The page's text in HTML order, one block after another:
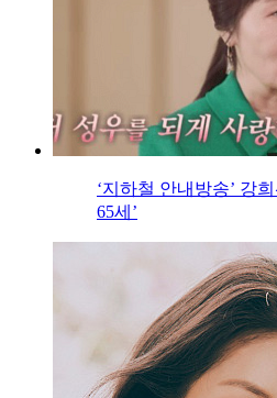
‘지하철 안내방송’ 강
65세’